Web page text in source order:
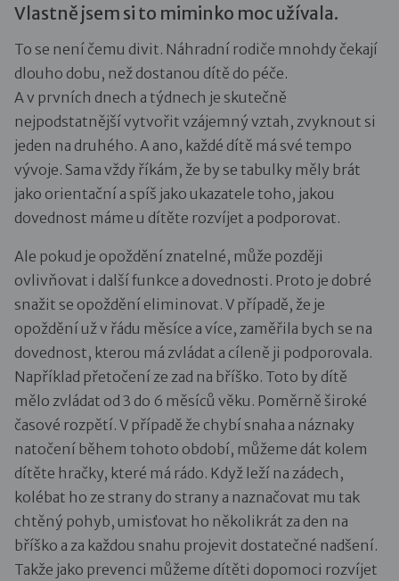
Vlastně jsem si to miminko moc užívala.
To se není čemu divit. Náhradní rodiče mnohdy čekají
dlouho dobu, než dostanou dítě do péče.
A v prvních dnech a týdnech je skutečně
nejpodstatnější vytvořit vzájemný vztah, zvyknout si
jeden na druhého. A ano, každé dítě má své tempo
vývoje. Sama vždy říkám, že by se tabulky měly brát
jako orientační a spíš jako ukazatele toho, jakou
dovednost máme u dítěte rozvíjet a podporovat.
Ale pokud je opoždění znatelné, může později
ovlivňovat i další funkce a dovednosti. Proto je dobré
snažit se opoždění eliminovat. V případě, že je
opoždění už v řádu měsíce a více, zaměřila bych se na
dovednost, kterou má zvládat a cíleně ji podporovala.
Například přetočení ze zad na bříško. Toto by dítě
mělo zvládat od 3 do 6 měsíců věku. Poměrně široké
časové rozpětí. V případě že chybí snaha a náznaky
natočení během tohoto období, můžeme dát kolem
dítěte hračky, které má rádo. Když leží na zádech,
kolébat ho ze strany do strany a naznačovat mu tak
chtěný pohyb, umisťovat ho několikrát za den na
bříško a za každou snahu projevit dostatečné nadšení.
Takže jako prevenci můžeme dítěti dopomoci rozvíjet